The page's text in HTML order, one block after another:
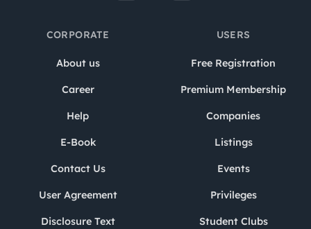
CORPORATE
About us
Career
Help
E-Book
Contact Us
User Agreement
Disclosure Text
USERS
Free Registration
Premium Membership
Companies
Listings
Events
Privileges
Student Clubs